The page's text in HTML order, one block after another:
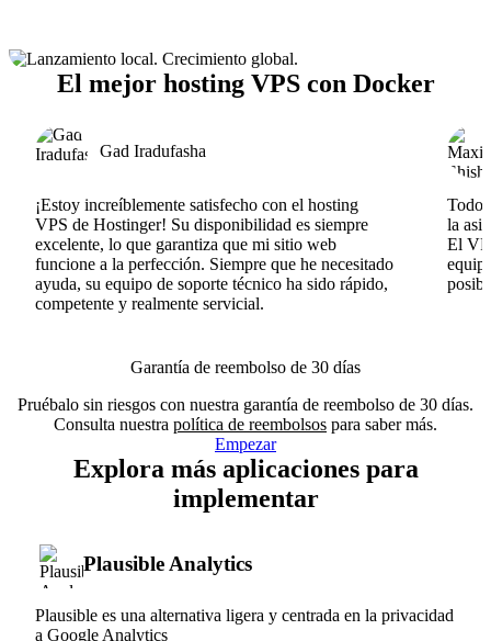
El mejor hosting VPS con Docker
Gad Iradufasha
¡Estoy increíblemente satisfecho con el hosting
VPS de Hostinger! Su disponibilidad es siempre
excelente, lo que garantiza que mi sitio web
funcione a la perfección. Siempre que he necesitado
ayuda, su equipo de soporte técnico ha sido rápido,
competente y realmente servicial.
Todo
la
El
Garantía de reembolso de 30 días
Pruébalo sin riesgos con nuestra garantía de reembolso de 30 días.
Consulta nuestra política de reembolsos para saber más.
Empezar
Explora más aplicaciones para
implementar
Plausible Analytics
Plausible es una alternativa ligera y centrada en la privacidad
a Google Analytics